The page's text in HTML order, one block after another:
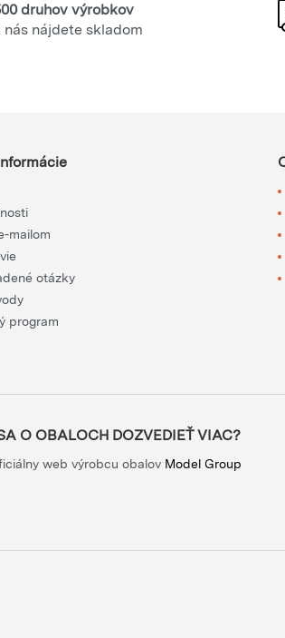
druhov výrobkov
nás nájdete skladom
mailom
otázky
program
O OBALOCH DOZVEDIEŤ VIAC?
web výrobcu obalov Model Group